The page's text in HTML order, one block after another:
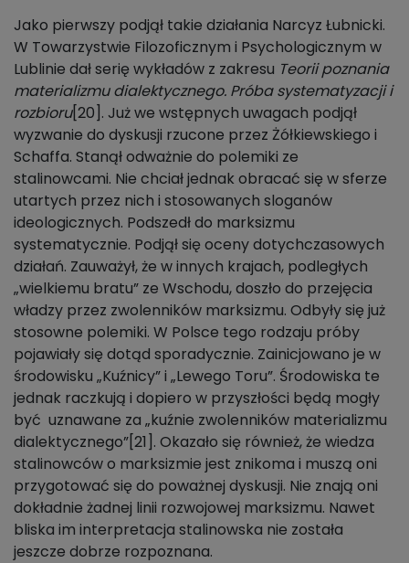
Jako pierwszy podjął takie działania Narcyz Łubnicki.
W Towarzystwie Filozoficznym i Psychologicznym w
Lublinie dał serię wykładów z zakresu Teorii poznania
materializmu dialektycznego. Próba systematyzacji i
rozbioru[20]. Już we wstępnych uwagach podjął
wyzwanie do dyskusji rzucone przez Żółkiewskiego i
Schaffa. Stanął odważnie do polemiki ze
stalinowcami. Nie chciał jednak obracać się w sferze
utartych przez nich i stosowanych sloganów
ideologicznych. Podszedł do marksizmu
systematycznie. Podjął się oceny dotychczasowych
działań. Zauważył, że w innych krajach, podległych
„wielkiemu bratu” ze Wschodu, doszło do przejęcia
władzy przez zwolenników marksizmu. Odbyły się już
stosowne polemiki. W Polsce tego rodzaju próby
pojawiały się dotąd sporadycznie. Zainicjowano je w
środowisku „Kuźnicy” i „Lewego Toru”. Środowiska te
jednak raczkują i dopiero w przyszłości będą mogły
być uznawane za „kuźnie zwolenników materializmu
dialektycznego”[21]. Okazało się również, że wiedza
stalinowców o marksizmie jest znikoma i muszą oni
przygotować się do poważnej dyskusji. Nie znają oni
dokładnie żadnej linii rozwojowej marksizmu. Nawet
bliska im interpretacja stalinowska nie została
jeszcze dobrze rozpoznana.